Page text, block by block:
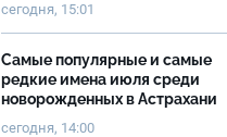
сегодня, 15:01
Самые популярные и самые
редкие имена июля среди
новорожденных в Астрахани
сегодня, 14:00